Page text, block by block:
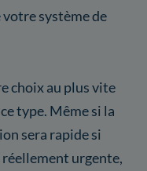
système de
choix au plus vite
type. Même si la
sera rapide si
urgente,